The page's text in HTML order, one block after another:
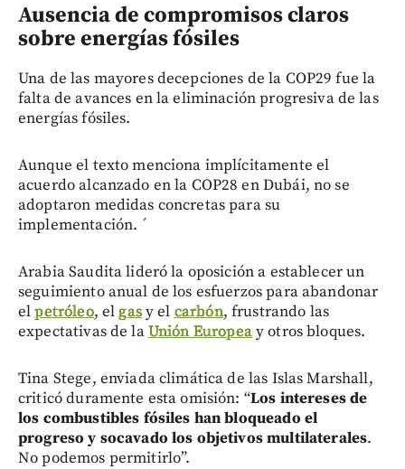
Ausencia de compromisos claros
sobre energías fósiles
Una de las mayores decepciones de la COP29 fue la
falta de avances en la eliminación progresiva de las
energías fósiles.
Aunque el texto menciona implícitamente el
acuerdo alcanzado en la COP28 en Dubái, no se
adoptaron medidas concretas para su
implementación. ´
Arabia Saudita lideró la oposición a establecer un
seguimiento anual de los esfuerzos para abandonar
elpetróleo, el gasy el carbón, frustrando las
expectativas de laUnión Europeay otros bloques.
Tina Stege, enviada climática de las Islas Marshall,
criticó duramente esta omisión: “Los intereses de
los combustibles fósiles han bloqueado el
progreso y socavado los objetivos multilaterales.
No podemos permitirlo”.